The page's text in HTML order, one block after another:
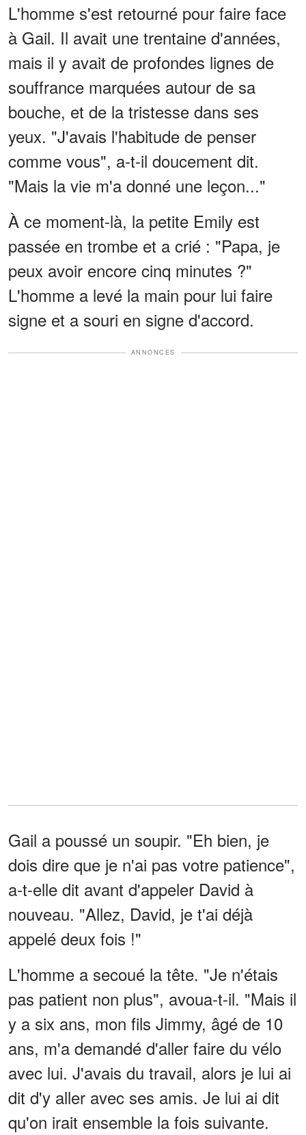
L'homme s'est retourné pour faire face
à Gail. Il avait une trentaine d'années,
mais il y avait de profondes lignes de
souffrance marquées autour de sa
bouche, et de la tristesse dans ses
yeux. "J'avais l'habitude de penser
comme vous", a-t-il doucement dit.
"Mais la vie m'a donné une leçon..."
À ce moment-là, la petite Emily est
passée en trombe et a crié : "Papa, je
peux avoir encore cinq minutes ?"
L'homme a levé la main pour lui faire
signe et a souri en signe d'accord.
ANNONCES
Gail a poussé un soupir. "Eh bien, je
dois dire que je n'ai pas votre patience",
a-t-elle dit avant d'appeler David à
nouveau. "Allez, David, je t'ai déjà
appelé deux fois !"
L'homme a secoué la tête. "Je n'étais
pas patient non plus", avoua-t-il. "Mais il
y a six ans, mon fils Jimmy, âgé de 10
ans, m'a demandé d'aller faire du vélo
avec lui. J'avais du travail, alors je lui ai
dit d'y aller avec ses amis. Je lui ai dit
qu'on irait ensemble la fois suivante.